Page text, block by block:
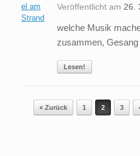
Veröffentlicht am 26.
welche Musik
zusammen,
Lesen!
Beitragsnavigation
« Zurück 1 2 3